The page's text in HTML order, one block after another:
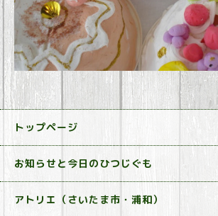
トップページ
お知らせと今日のひつじぐも
アトリエ（さいたま市・浦和）